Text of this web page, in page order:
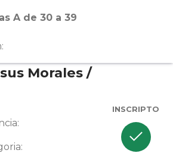
A de 30 a 39
Morales /
INSCRIPTO
check